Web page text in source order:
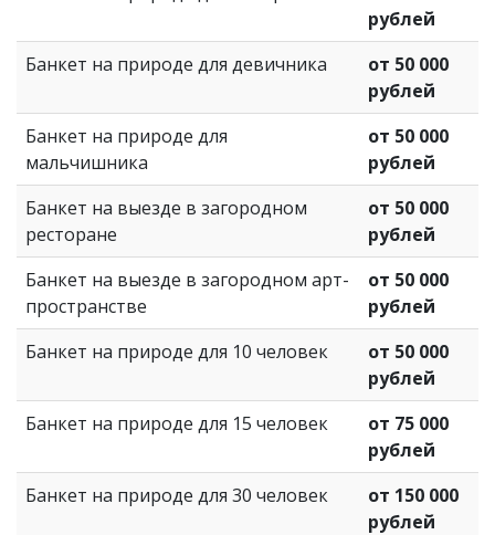
рублей
Банкет на природе для девичника
от 50 000
рублей
Банкет на природе для
мальчишника
от 50 000
рублей
Банкет на выезде в загородном
ресторане
от 50 000
рублей
Банкет на выезде в загородном арт-
пространстве
от 50 000
рублей
Банкет на природе для 10 человек
от 50 000
рублей
Банкет на природе для 15 человек
от 75 000
рублей
Банкет на природе для 30 человек
от 150 000
рублей